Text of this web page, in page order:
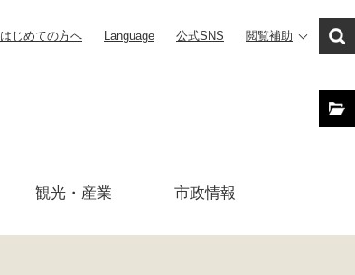
はじめての方へ Language 公式SNS 閲覧補助
観光・産業 市政情報